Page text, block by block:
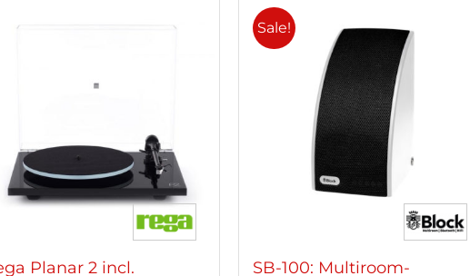
Planar 2 incl.
Sale!
SB-100: Multiroom-